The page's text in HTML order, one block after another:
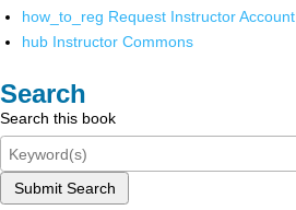
how_to_reg Request Instructor Account
hub Instructor Commons
Search
Search this book
Submit Search